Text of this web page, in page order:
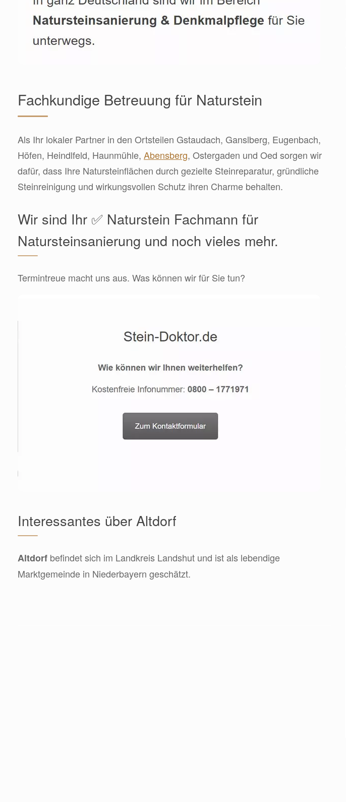
Fachkundige Betreuung für Naturstein
Als Ihr lokaler Partner in den Ortsteilen Gstaudach, Ganslberg, Eugenbach,
Höfen, Heindlfeld, Haunmühle, Abensberg, Ostergaden und Oed sorgen wir
dafür, dass Ihre Natursteinflächen durch gezielte Steinreparatur, gründliche
Steinreinigung und wirkungsvollen Schutz ihren Charme behalten.
Wir sind Ihr ✅ Naturstein Fachmann für
Natursteinsanierung und noch vieles mehr.
Termintreue macht uns aus. Was können wir für Sie tun?
Interessantes über Altdorf
Altdorf befindet sich im Landkreis Landshut und ist als lebendige
Marktgemeinde in Niederbayern geschätzt.